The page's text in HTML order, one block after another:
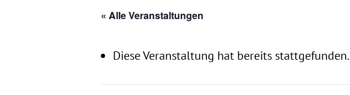
« Alle Veranstaltungen
Diese Veranstaltung hat bereits stattgefunden.